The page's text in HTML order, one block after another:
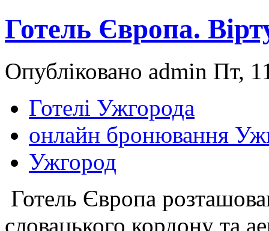
Готель Європа.
Опубліковано admin Пт,
Готелі Ужгорода
онлайн бронювання
Ужгород
Готель Європа
словацького кордону та